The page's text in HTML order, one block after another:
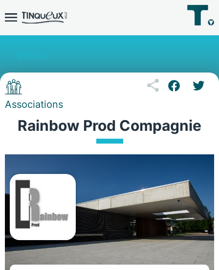
Associations
Rainbow Prod Compagnie